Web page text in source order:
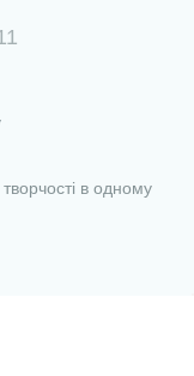
в одному